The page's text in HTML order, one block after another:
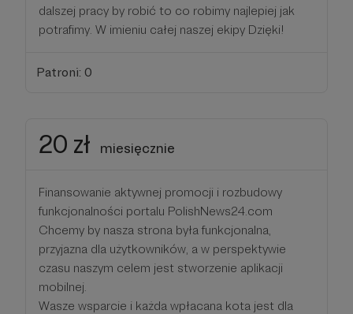
dalszej pracy by robić to co robimy najlepiej jak
potrafimy. W imieniu całej naszej ekipy Dzięki!
Patroni: 0
20 zł miesięcznie
Finansowanie aktywnej promocji i rozbudowy
funkcjonalności portalu PolishNews24.com
Chcemy by nasza strona była funkcjonalna,
przyjazna dla użytkowników, a w perspektywie
czasu naszym celem jest stworzenie aplikacji
mobilnej.
Wasze wsparcie i każda wpłacana kota jest dla